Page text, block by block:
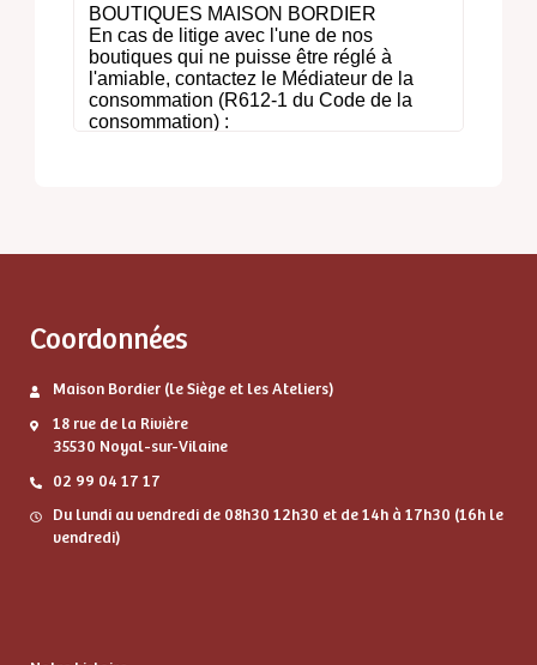
Coordonnées
Maison Bordier (le Siège et les Ateliers)
18 rue de la Rivière
35530 Noyal-sur-Vilaine
02 99 04 17 17
Du lundi au vendredi de 08h30 12h30 et de 14h à 17h30 (16h le
vendredi)